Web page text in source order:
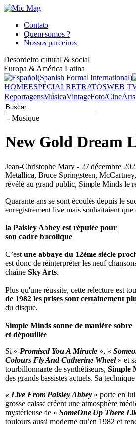
Contato
Quem somos ?
Nossos parceiros
Desordeiro cutural & social
Europa & América Latina
HOMEESPECIALRETRATOSWEB
ReportagensMúsicaVintageFoto/CineArts
- Musique
New Gold Dream
Jean-Christophe Mary - 27 décembre
Metallica, Bruce Springsteen,
révélé au grand public, Simple Minds le
Quarante ans se sont écoulés depuis le
enregistrement live mais souhaitaient
la Paisley Abbey est réputée pour
son cadre bucolique
C’est une abbaye du 12ème siècle
est donc de réinterpréter les neuf
chaîne Sky Arts.
Plus qu'une réussite, cette relecture est
de 1982 les prises sont certainement
du disque.
Simple Minds sonne de manière sobre
et dépouillée
Si « Promised You A Miracle », «
Colours Fly And Catherine Wheel» et
tourbillonnante de synthétiseurs, Simple
des grands bassistes actuels. Sa
« Live From Paisley Abbey » porte en
grosse caisse créent une atmosphère
mystérieuse de « SomeOne Up There
toujours aussi moderne qu’en 1982 et